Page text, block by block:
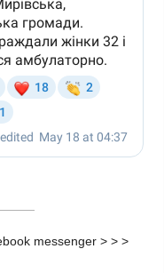
messenger > > >